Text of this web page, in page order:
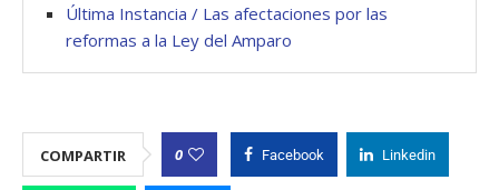
Última Instancia / Las afectaciones por las
reformas a la Ley del Amparo
COMPARTIR 0 Facebook Linkedin